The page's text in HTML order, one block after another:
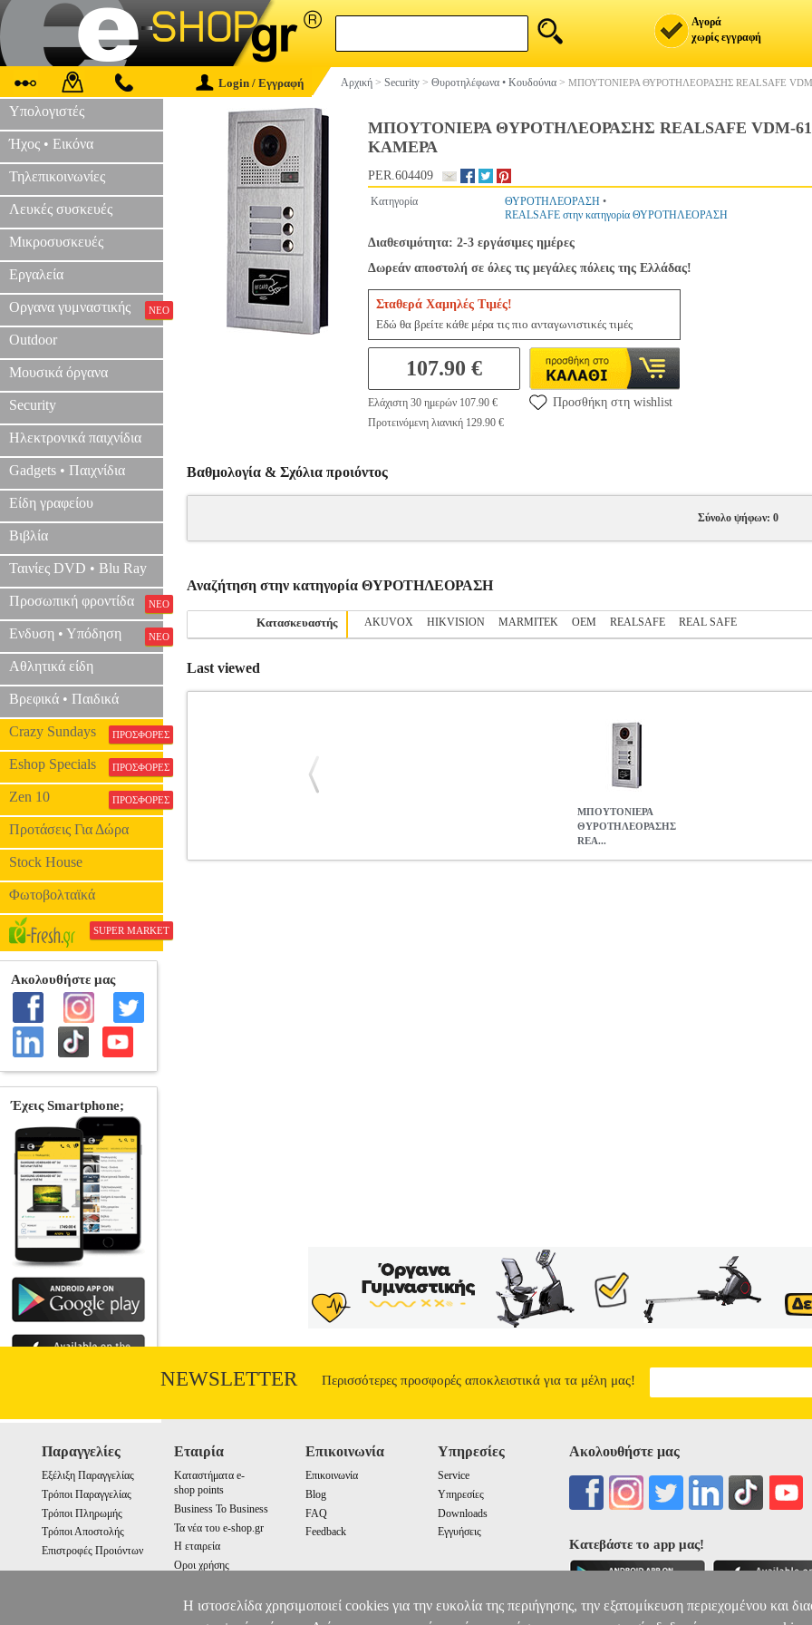
Αγορά
χωρίς εγγραφή
Login / Εγγραφή Αρχική > Security > Θυροτηλέφωνα • Κουδούνια > ΜΠΟΥΤΟΝΙΕΡΑ ΘΥΡΟΤΗΛΕΟΡΑΣΗΣ REALSAFE
Υπολογιστές
Ήχος • Εικόνα
Τηλεπικοινωνίες
Λευκές συσκευές
Μικροσυσκευές
Εργαλεία
Οργανα γυμναστικής ΝΕΟ
Outdoor
Μουσικά όργανα
Security
Ηλεκτρονικά παιχνίδια
Gadgets • Παιχνίδια
Είδη γραφείου
Βιβλία
Ταινίες DVD • Blu Ray
Προσωπική φροντίδα ΝΕΟ
Ενδυση • Υπόδηση ΝΕΟ
Αθλητικά είδη
Βρεφικά • Παιδικά
Crazy Sundays ΠΡΟΣΦΟΡΕΣ
Eshop Specials ΠΡΟΣΦΟΡΕΣ
Zen 10 ΠΡΟΣΦΟΡΕΣ
Προτάσεις Για Δώρα
Stock House
Φωτοβολταϊκά
SUPER MARKET
ΜΠΟΥΤΟΝΙΕΡΑ ΘΥΡΟΤΗΛΕΟΡΑΣΗΣ REALSAFE VDM-
ΚΑΜΕΡΑ
PER.604409
Κατηγορία ΘΥΡΟΤΗΛΕΟΡΑΣΗ •
REALSAFE στην κατηγορία ΘΥΡΟΤΗΛΕΟΡΑΣΗ
Διαθεσιμότητα: 2-3 εργάσιμες ημέρες
Δωρεάν αποστολή σε όλες τις μεγάλες πόλεις της Ελλάδας!
Σταθερά Χαμηλές Τιμές!
Εδώ θα βρείτε κάθε μέρα τις πιο ανταγωνιστικές τιμές
107.90 €
Ελάχιστη 30 ημερών 107.90 €
Προτεινόμενη λιανική 129.90 €
Προσθήκη στη wishlist
Βαθμολογία & Σχόλια προιόντος
Σύνολο ψήφων: 0
Αναζήτηση στην κατηγορία ΘΥΡΟΤΗΛΕΟΡΑΣΗ
Κατασκευαστής AKUVOX HIKVISION MARMITEK OEM REALSAFE REAL SAFE
Last viewed
ΜΠΟΥΤΟΝΙΕΡΑ
ΘΥΡΟΤΗΛΕΟΡΑΣΗΣ
REA...
NEWSLETTER Περισσότερες προσφορές αποκλειστικά για τα μέλη μας!
Παραγγελίες
Εξέλιξη Παραγγελίας
Τρόποι Παραγγελίας
Τρόποι Πληρωμής
Τρόποι Αποστολής
Επιστροφές Προιόντων
Εταιρία
Καταστήματα e-
shop points
Business To Business
Τα νέα του e-shop.gr
Η εταιρεία
Οροι χρήσης
Επικοινωνία
Επικοινωνία
Blog
FAQ
Feedback
Υπηρεσίες
Service
Υπηρεσίες
Downloads
Εγγυήσεις
Ακολουθήστε μας
Κατεβάστε το app μας!
Η ιστοσελίδα χρησιμοποιεί cookies για την ευκολία της περιήγησης, την εξατομίκευση περιεχομένου και